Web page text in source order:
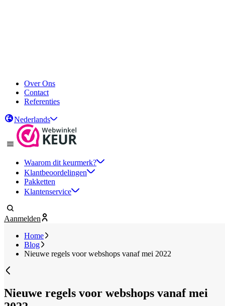
Over Ons
Contact
Referenties
Nederlands
Waarom dit keurmerk?
Klantbeoordelingen
Pakketten
Klantenservice
Aanmelden
Home
Blog
Nieuwe regels voor webshops vanaf mei 2022
Nieuwe regels voor webshops vanaf mei